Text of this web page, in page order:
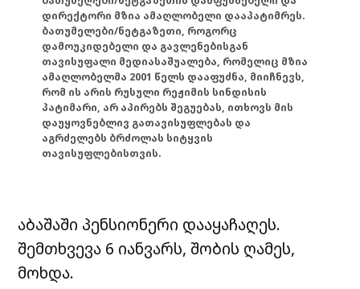
დირექტორი მზია ამაღლობელი დააპატიმრეს.
ბათუმელები/ნეტგაზეთი, როგორც
დამოუკიდებელი და გავლენებისგან
თავისუფალი მედიასაშუალება, რომელიც მზია
ამაღლობელმა 2001 წელს დააფუძნა, მიიჩნევს,
რომ ის არის რუსული რეჟიმის სინდისის
პატიმარი, არ აპირებს შეგუებას, ითხოვს მის
დაუყოვნებლივ გათავისუფლებას და
აგრძელებს ბრძოლას სიტყვის
თავისუფლებისთვის.
აბაშაში პენსიონერი დააყაჩაღეს.
შემთხვევა 6 იანვარს, შობის ღამეს,
მოხდა.